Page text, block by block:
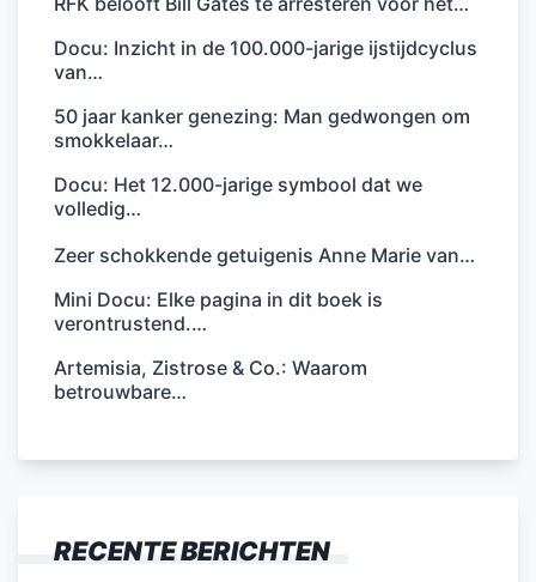
Docu: Inzicht in de 100.000-jarige ijstijdcyclus
van…
50 jaar kanker genezing: Man gedwongen om
smokkelaar…
Docu: Het 12.000-jarige symbool dat we
volledig…
Zeer schokkende getuigenis Anne Marie van…
Mini Docu: Elke pagina in dit boek is
verontrustend.…
Artemisia, Zistrose & Co.: Waarom
betrouwbare…
RECENTE BERICHTEN